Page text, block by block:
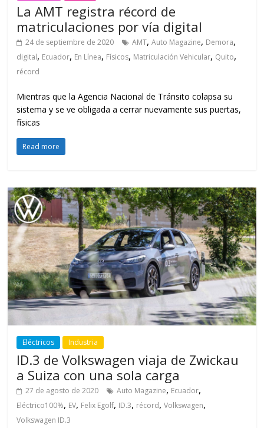
La AMT registra récord de
matriculaciones por vía digital
24 de septiembre de 2020 AMT,Auto Magazine, Demora,
digital, Ecuador, En Línea, Físicos, Matriculación Vehicular, Quito,
récord
Mientras que la Agencia Nacional de Tránsito colapsa su
sistema y se ve obligada a cerrar nuevamente sus puertas,
físicas
Read more
Eléctricos Industria
ID.3 de Volkswagen viaja de Zwickau
a Suiza con una sola carga
27 de agosto de 2020 Auto Magazine, Ecuador,
Eléctrico100%, EV, Felix Egolf, ID.3, récord,Volkswagen,
Volkswagen ID.3